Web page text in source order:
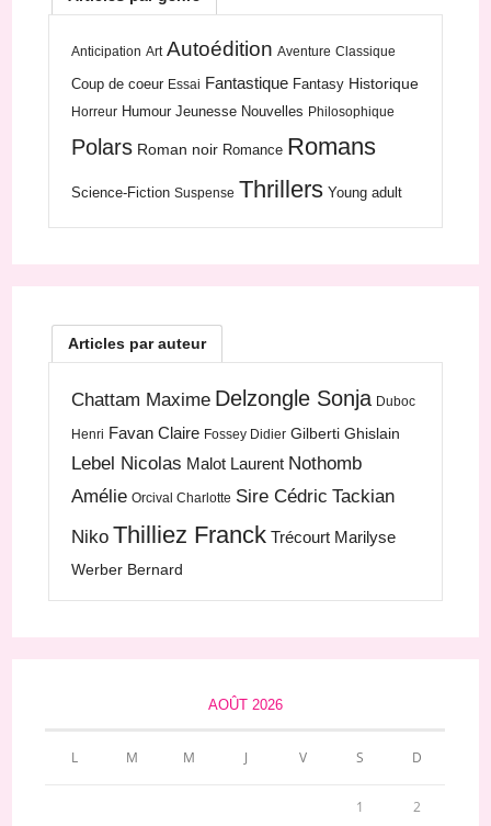
Anticipation Art Autoédition Aventure Classique
Coup de coeur Essai Fantastique Fantasy Historique
Horreur Humour Jeunesse Nouvelles Philosophique
Polars Roman noir Romance Romans
Science-Fiction Suspense Thrillers Young adult
Articles par auteur
Chattam Maxime Delzongle Sonja Duboc
Henri Favan Claire Fossey Didier Gilberti Ghislain
Lebel Nicolas Malot Laurent Nothomb
Amélie Orcival Charlotte Sire Cédric Tackian
Niko Thilliez Franck Trécourt Marilyse
Werber Bernard
AOÛT 2026
L M M J V S D
1 2